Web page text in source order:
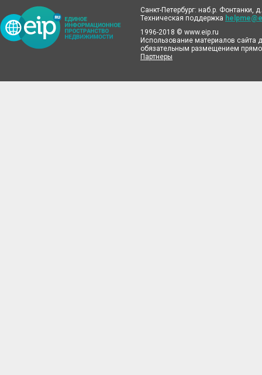
Санкт-Петербург: наб.р. Фонтанки,
Техническая поддержка
1996-2018 © www.eip.ru
Использование материалов сайта
обязательным размещением
Партнеры